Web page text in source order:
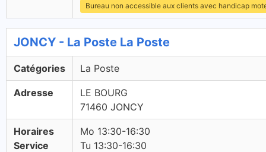
Bureau non accessible aux clients avec handicap
JONCY - La Poste La Poste
Catégories La Poste
Adresse
LE BOURG
71460 JONCY
Horaires
Service
Mo 13:30-16:30
Tu 13:30-16:30